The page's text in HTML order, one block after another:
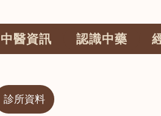
中醫資訊 認識中藥
診所資料